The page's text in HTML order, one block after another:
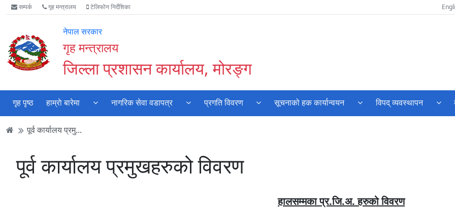
Accessibility
Mode
गर्नुहोस्
मुख्य
सामाग्री
मुख्य
नेभिगेसन
वेबसाइट
खोजमा
सम्पर्क गृह मन्त्रालय टेलिफोन निर्देशिका
नेपाल सरकार
गृह मन्त्रालय
जिल्ला प्रशासन कार्यालय, मोरङ्ग
गृह पृष्ठ हाम्राे बारेमा नागरिक सेवा वडापत्र प्रगति विवरण सूचनाको हक कार्यान्वयन विपद् व्यवस्थापन
पूर्व कार्यालय प्रमु...
पूर्व कार्यालय प्रमुखहरुको विवरण
हालसम्मका प्र.जि.अ. हरुको विवरण